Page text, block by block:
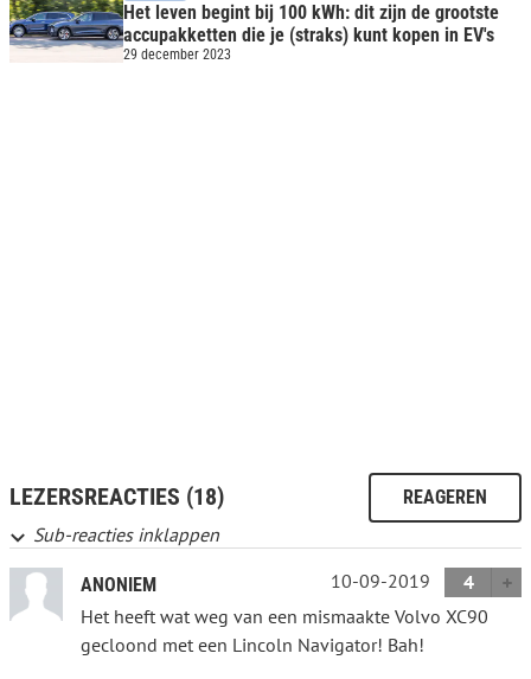
Het leven begint bij 100 kWh: dit zijn de grootste
accupakketten die je (straks) kunt kopen in EV's
29 december 2023
LEZERSREACTIES (18) REAGEREN
Sub-reacties inklappen
ANONIEM 10-09-2019
4
Het heeft wat weg van een mismaakte Volvo XC90
gecloond met een Lincoln Navigator! Bah!